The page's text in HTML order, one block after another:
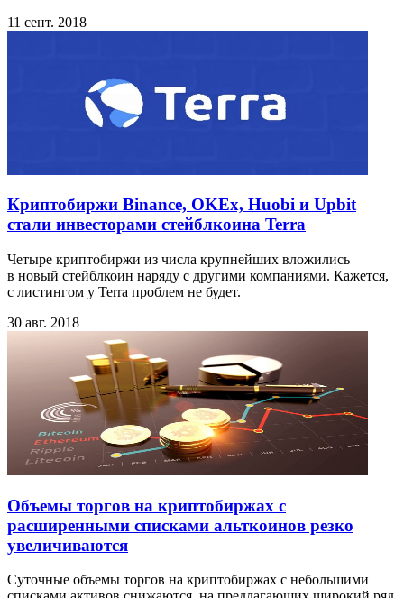
11 сент. 2018
Криптобиржи Binance, OKEx, Huobi и Upbit
стали инвесторами стейблкоина Terra
Четыре криптобиржи из числа крупнейших вложились
в новый стейблкоин наряду с другими компаниями. Кажется,
с листингом у Terra проблем не будет.
30 авг. 2018
Объемы торгов на криптобиржах с
расширенными списками альткоинов резко
увеличиваются
Суточные объемы торгов на криптобиржах с небольшими